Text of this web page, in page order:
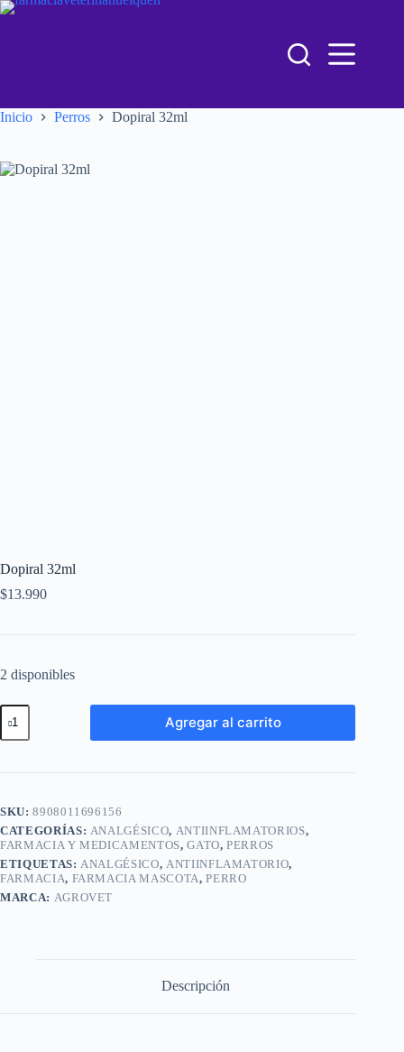
Inicio Perros Dopiral 32ml
Dopiral 32ml
$13.990
2 disponibles
Agregar al carrito
SKU:8908011696156
CATEGORÍAS: ANALGÉSICO, ANTIINFLAMATORIOS,
FARMACIA Y MEDICAMENTOS,GATO,PERROS
ETIQUETAS: ANALGÉSICO, ANTIINFLAMATORIO,
FARMACIA, FARMACIA MASCOTA,PERRO
MARCA: AGROVET
Descripción